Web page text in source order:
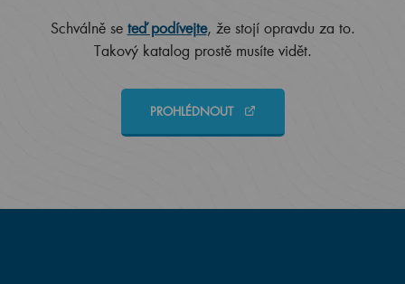
Schválně se teď podívejte, že stojí opravdu za to.
Takový katalog prostě musíte vidět.
PROHLÉDNOUT